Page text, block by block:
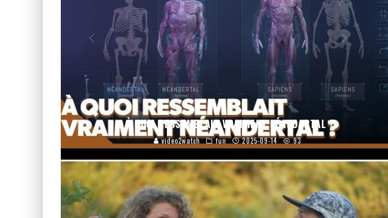
À QUOI RESSEMBLAIT VRAIMENT NÉANDARTAL ?
video2watch fun 2025-09-14 93